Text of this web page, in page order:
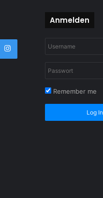
Anmelden
Remember me
Log In